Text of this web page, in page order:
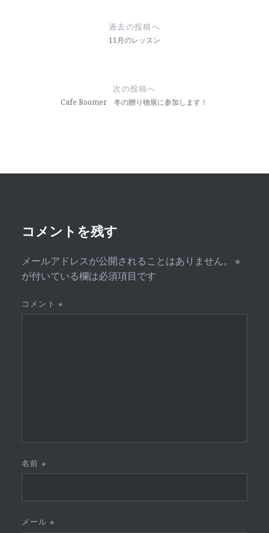
ン
過去の投稿へ
11月のレッスン
次の投稿へ
Cafe Roomer 冬の贈り物展に参加します！
コメントを残す
メールアドレスが公開されることはありません。
※
が付いている欄は必須項目です
コメント※
名前 ※
メール※